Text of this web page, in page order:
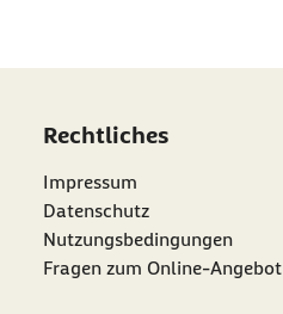
Rechtliches
Impressum
Datenschutz
Nutzungsbedingungen
Fragen zum Online-Angebot